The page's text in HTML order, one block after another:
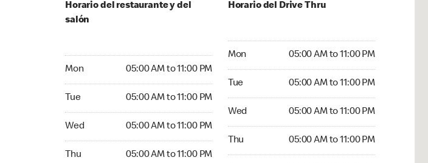
Horario del restaurante y del
salón
Mon 05:00 AM to 11:00 PM
Tue 05:00 AM to 11:00 PM
Wed 05:00 AM to 11:00 PM
Thu 05:00 AM to 11:00 PM
Horario del Drive Thru
Mon 05:00 AM to 11:00 PM
Tue 05:00 AM to 11:00 PM
Wed 05:00 AM to 11:00 PM
Thu 05:00 AM to 11:00 PM